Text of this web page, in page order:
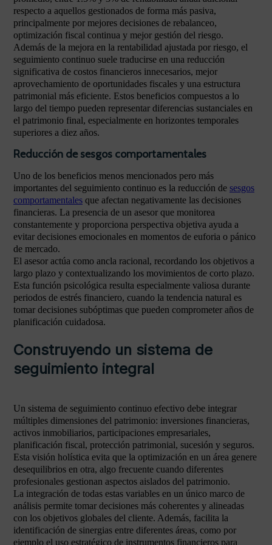
respecto a aquellos gestionados de forma más pasiva,
principalmente por mejores decisiones de rebalanceo,
optimización fiscal continua y mejor gestión del riesgo.
Además de la mejora en la rentabilidad ajustada por riesgo, el
seguimiento continuo suele traducirse en una reducción
significativa de costos financieros innecesarios, mejor
aprovechamiento de oportunidades fiscales y una estructura
patrimonial más eficiente. Estos beneficios compuestos a lo
largo del tiempo pueden representar diferencias sustanciales en
el patrimonio final, especialmente en horizontes temporales
superiores a diez años.
Reducción de sesgos comportamentales
Uno de los beneficios menos mencionados pero más
importantes del seguimiento continuo es la reducción de sesgos
comportamentales que afectan negativamente las decisiones
financieras. La presencia de un asesor que monitorea
constantemente y proporciona perspectiva objetiva ayuda a
evitar decisiones emocionales en momentos de euforia o pánico
de mercado.
El asesor actúa como ancla racional, recordando los objetivos a
largo plazo y contextualizando los movimientos de corto plazo.
Esta función psicológica resulta especialmente valiosa durante
periodos de estrés financiero, cuando la tendencia natural es
tomar decisiones subóptimas que pueden comprometer años de
planificación cuidadosa.
Construyendo un sistema de
seguimiento integral
Un sistema de seguimiento continuo efectivo debe integrar
múltiples dimensiones del patrimonio: inversiones financieras,
activos inmobiliarios, participaciones empresariales,
planificación fiscal, protección patrimonial, sucesión y seguros.
Esta visión holística evita que la optimización en un área genere
desequilibrios en otra, algo frecuente cuando diferentes
profesionales gestionan aspectos aislados del patrimonio.
La integración de todas estas variables en un único marco de
análisis permite tomar decisiones más coherentes y alineadas
con los objetivos globales del cliente. Además, facilita la
identificación de sinergias entre diferentes áreas, como por
ejemplo el uso estratégico de instrumentos financieros para